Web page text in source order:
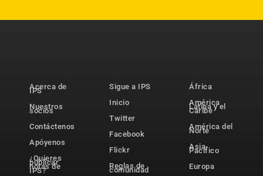
Acerca de
IPS
Nuestros
socios
Contáctenos
Apóyenos
¿Quieres
publicar
notas de
IPS?
Sigue a IPS
Inicio
Twitter
Facebook
Flickr
Reglas de
comunidad
África
América
Latina y el
Caribe
América del
Norte
Asia-
Pacífico
Europa